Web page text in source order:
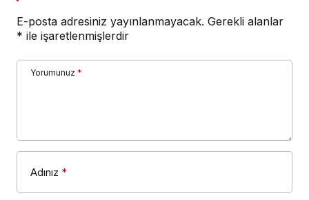
E-posta adresiniz yayınlanmayacak. Gerekli alanlar
* ile işaretlenmişlerdir
Yorumunuz *
Adınız *